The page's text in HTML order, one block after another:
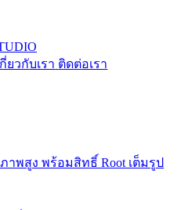
กี่ยวกับเรา ติดต่อเรา
าพสูง พร้อมสิทธิ์ Root เต็มรูป